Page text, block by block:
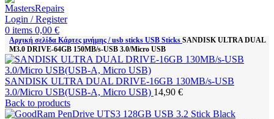
Login / Register
0 items 0,00 €
Αρχική σελίδα Κάρτες μνήμης / usb sticks USB Sticks SANDISK ULTRA DUAL
M3.0 DRIVE-64GB 150MB/s-USB 3.0/Micro USB
SANDISK ULTRA DUAL DRIVE-16GB 130MB/s-USB
3.0/Micro USB(USB-A, Micro USB) 14,90 €
Back to products